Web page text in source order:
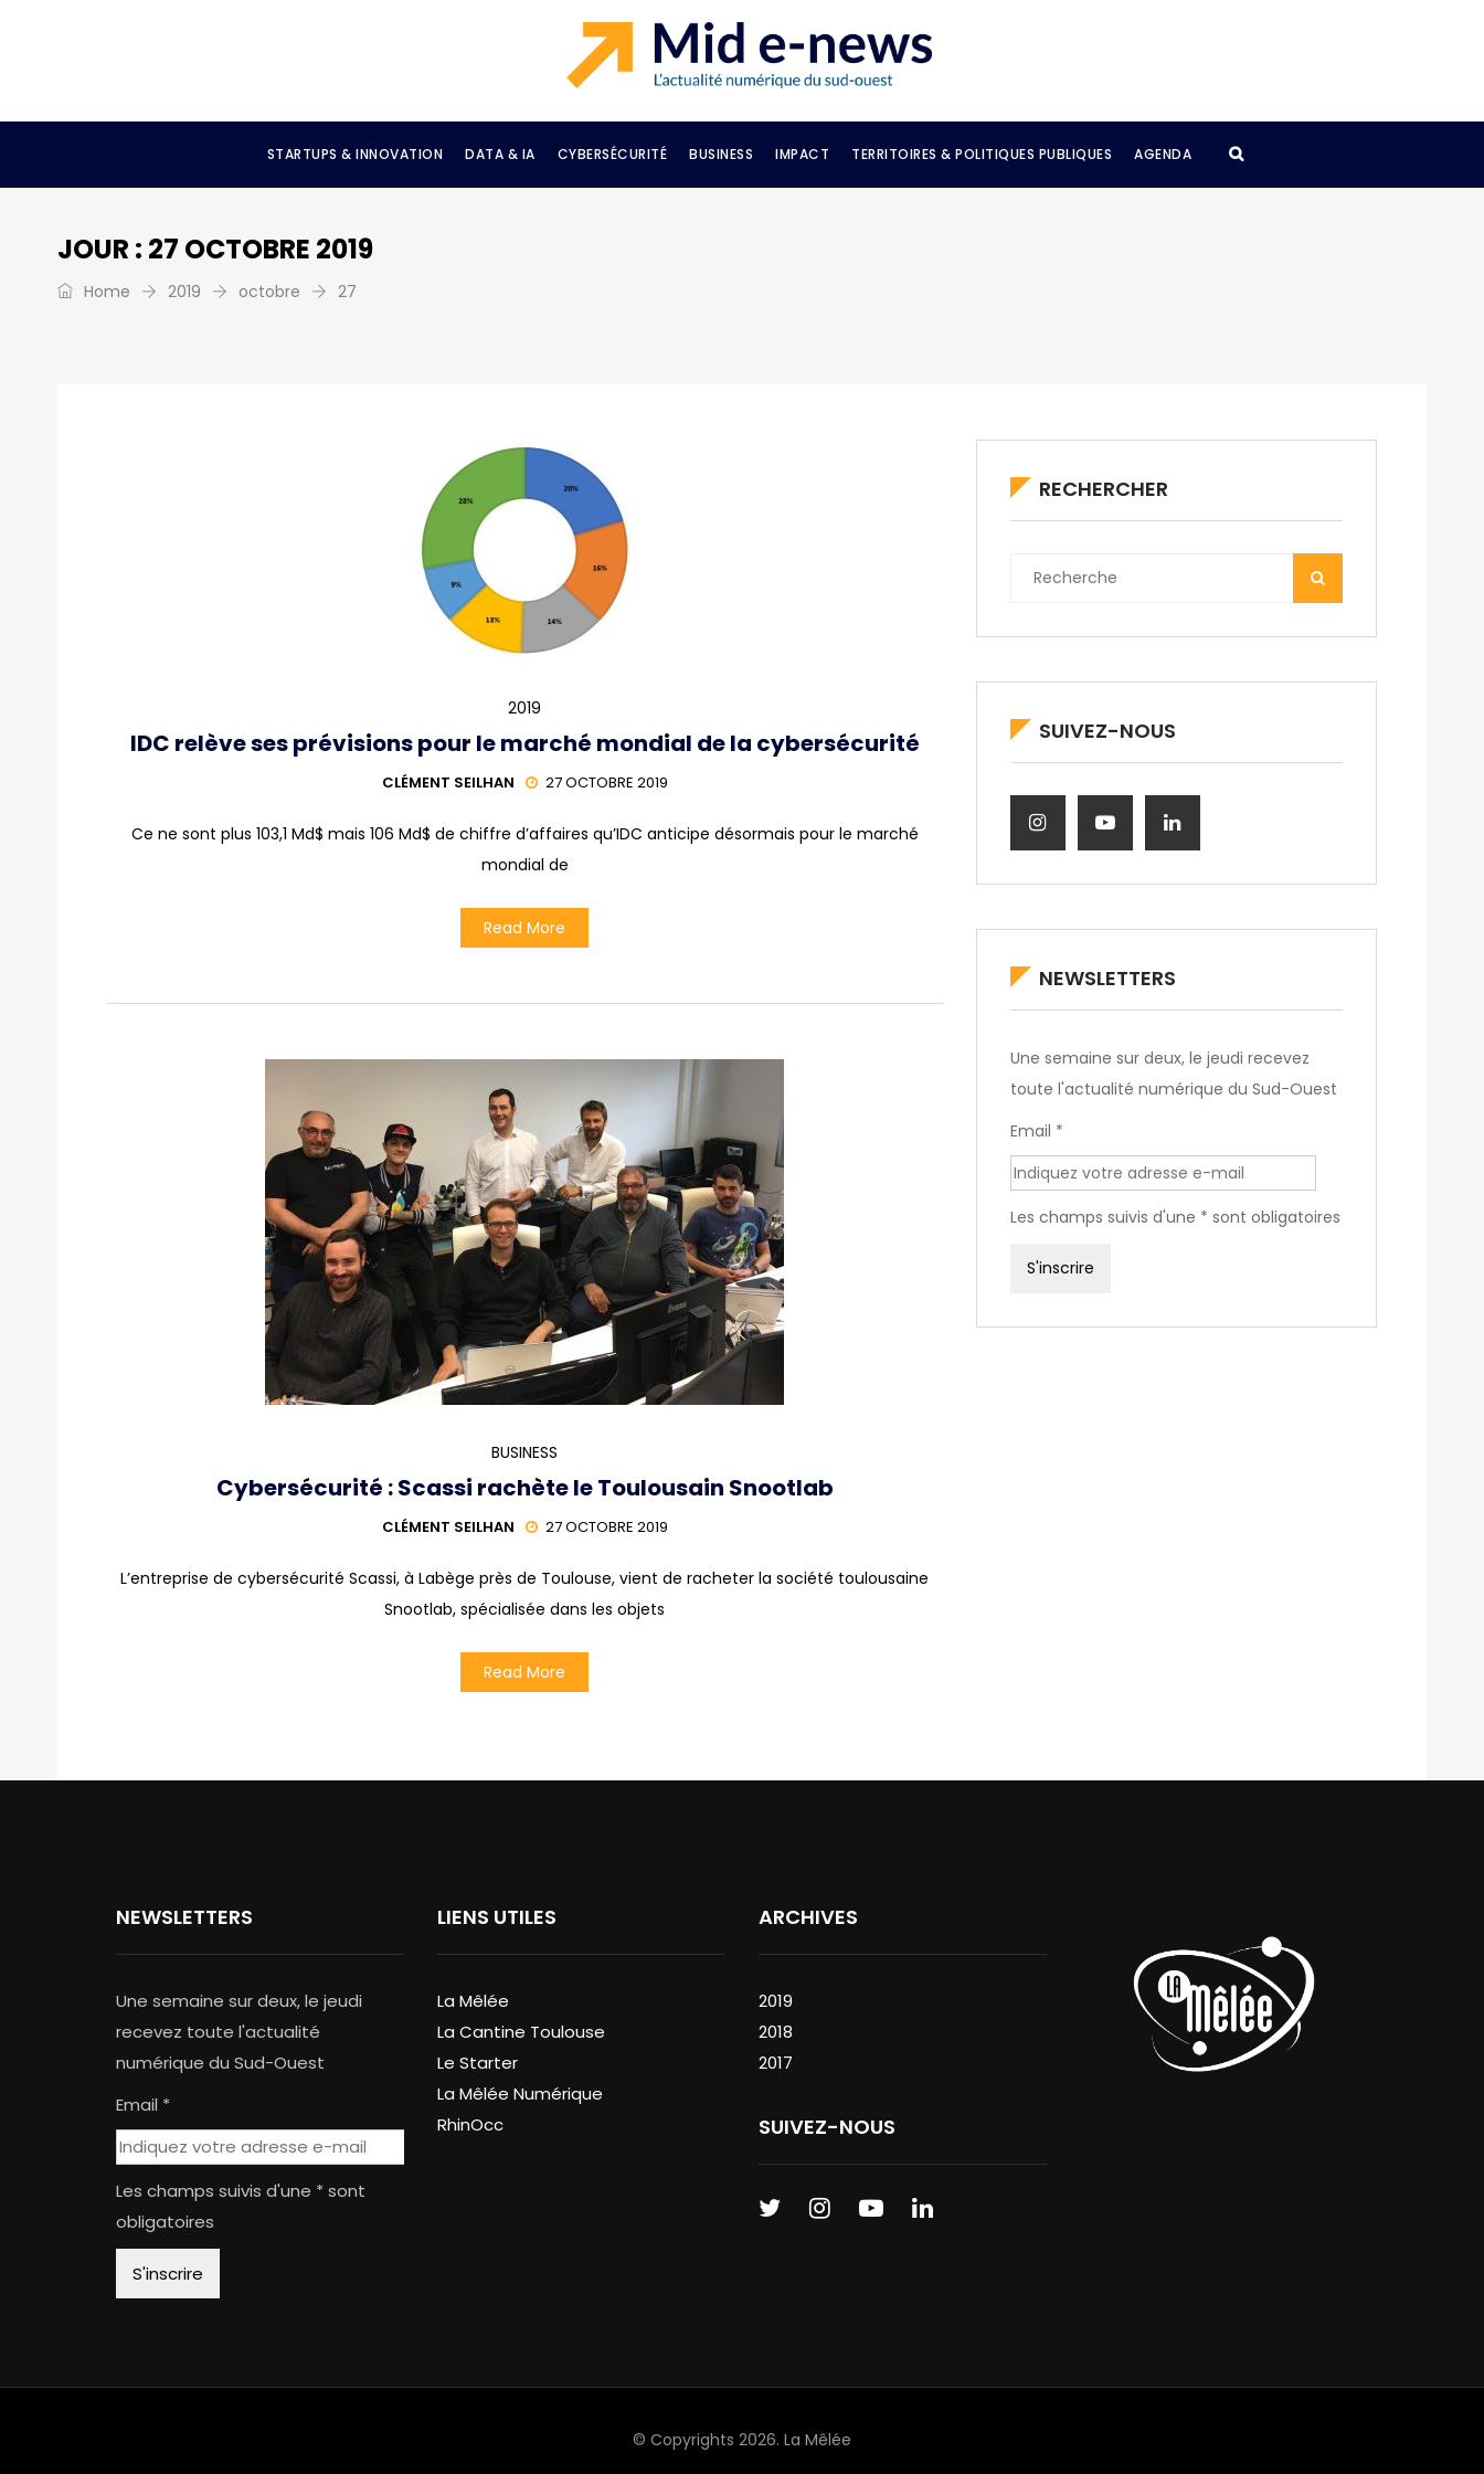
STARTUPS & INNOVATION DATA & IA CYBERSÉCURITÉ BUSINESS IMPACT TERRITOIRES & POLITIQUES PUBLIQUES AGENDA
JOUR : 27 OCTOBRE 2019
Home 2019 octobre 27
2019
IDC relève ses prévisions pour le marché mondial de la cybersécurité
CLÉMENT SEILHAN 27 OCTOBRE 2019
Ce ne sont plus 103,1 Md$ mais 106 Md$ de chiffre d’affaires qu’IDC anticipe désormais pour le marché
mondial de
Read More
BUSINESS
Cybersécurité : Scassi rachète le Toulousain Snootlab
CLÉMENT SEILHAN 27 OCTOBRE 2019
L’entreprise de cybersécurité Scassi, à Labège près de Toulouse, vient de racheter la société toulousaine
Snootlab, spécialisée dans les objets
Read More
RECHERCHER
SUIVEZ-NOUS
NEWSLETTERS
Une semaine sur deux, le jeudi recevez
toute l'actualité numérique du Sud-Ouest
Email *
Les champs suivis d'une * sont obligatoires
NEWSLETTERS
Une semaine sur deux, le jeudi
recevez toute l'actualité
numérique du Sud-Ouest
Email *
Les champs suivis d'une * sont
obligatoires
LIENS UTILES
La Mêlée
La Cantine Toulouse
Le Starter
La Mêlée Numérique
RhinOcc
ARCHIVES
2019
2018
2017
SUIVEZ-NOUS
© Copyrights 2026. La Mêlée